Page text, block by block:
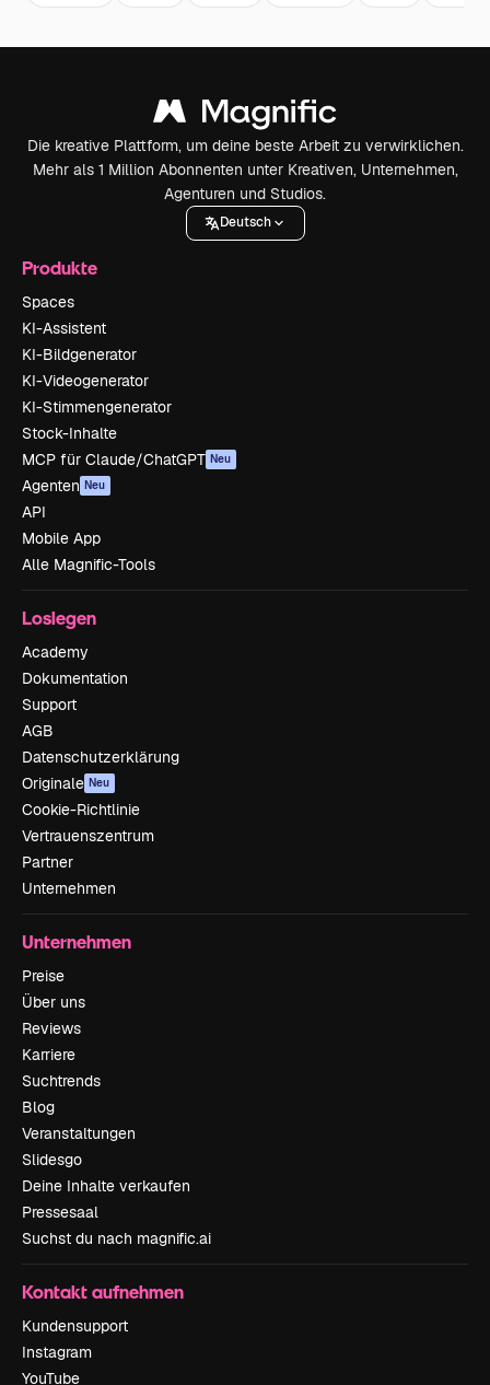
Die kreative Plattform, um deine beste Arbeit zu verwirklichen.
Mehr als 1 Million Abonnenten unter Kreativen, Unternehmen,
Agenturen und Studios.
Deutsch
Produkte
Spaces
KI-Assistent
KI-Bildgenerator
KI-Videogenerator
KI-Stimmengenerator
Stock-Inhalte
MCP für Claude/ChatGPT Neu
Agenten Neu
API
Mobile App
Alle Magnific-Tools
Loslegen
Academy
Dokumentation
Support
AGB
Datenschutzerklärung
Originale Neu
Cookie-Richtlinie
Vertrauenszentrum
Partner
Unternehmen
Unternehmen
Preise
Über uns
Reviews
Karriere
Suchtrends
Blog
Veranstaltungen
Slidesgo
Deine Inhalte verkaufen
Pressesaal
Suchst du nach magnific.ai
Kontakt aufnehmen
Kundensupport
Instagram
YouTube